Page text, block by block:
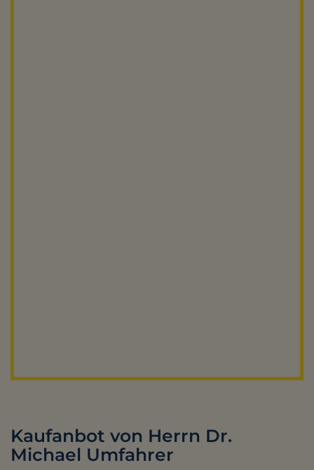
Kaufanbot von Herrn Dr.
Michael Umfahrer